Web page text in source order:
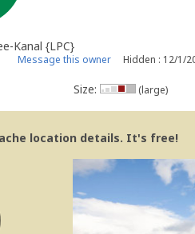
Kanal {LPC}
Message this owner Hidden : 12/1/
Size: (large)
location details. It's free!